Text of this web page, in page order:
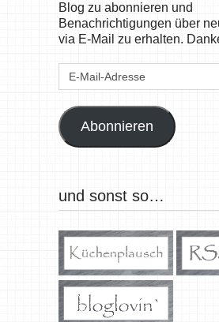
Blog zu abonnieren und
Benachrichtigungen über
via E-Mail zu erhalten.
E-
Abonnieren
und sonst so…